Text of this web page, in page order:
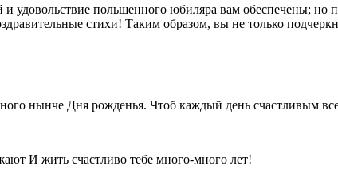
польщенного юбиляра вам обеспечены; но
стихи! Таким образом, вы не только
нынче Дня рожденья. Чтоб каждый день счастливым
И жить счастливо тебе много-много лет!